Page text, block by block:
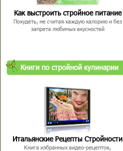
Как выстроить стройное питание
Похудеть, не считая каждую калорию и без
запрета любимых вкусностей
Книги по стройной кулинарии
Итальянские Рецепты Стройности
Книга избранных видео-рецептов,